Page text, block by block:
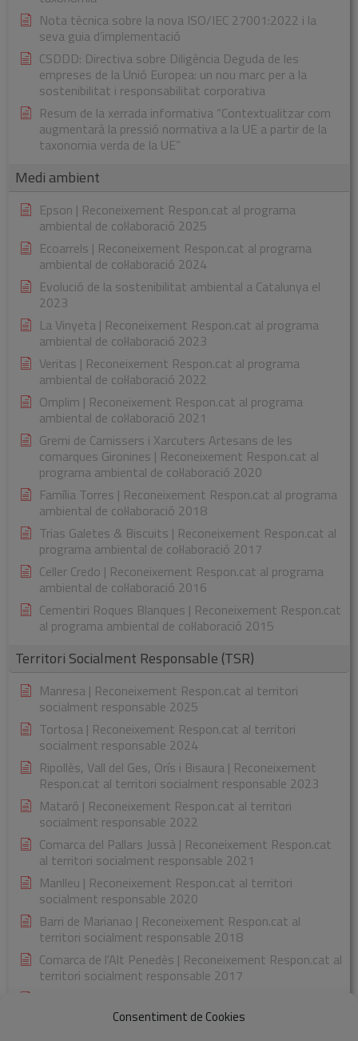
Consentiment de Cookies
Nota tècnica sobre la nova ISO/IEC 27001:2022 i la
seva guia d’implementació
CSDDD: Directiva sobre Diligència Deguda de les
empreses de la Unió Europea: un nou marc per a la
sostenibilitat i responsabilitat corporativa
Resum de la xerrada informativa “Contextualitzar com
augmentarà la pressió normativa a la UE a partir de la
taxonomia verda de la UE”
Medi ambient
Epson | Reconeixement Respon.cat al programa
ambiental de col·laboració 2025
Ecoarrels | Reconeixement Respon.cat al programa
ambiental de col·laboració 2024
Evolució de la sostenibilitat ambiental a Catalunya el
2023
La Vinyeta | Reconeixement Respon.cat al programa
ambiental de col·laboració 2023
Veritas | Reconeixement Respon.cat al programa
ambiental de col·laboració 2022
Omplim | Reconeixement Respon.cat al programa
ambiental de col·laboració 2021
Gremi de Carnissers i Xarcuters Artesans de les
comarques Gironines | Reconeixement Respon.cat al
programa ambiental de col·laboració 2020
Família Torres | Reconeixement Respon.cat al programa
ambiental de col·laboració 2018
Trias Galetes & Biscuits | Reconeixement Respon.cat al
programa ambiental de col·laboració 2017
Celler Credo | Reconeixement Respon.cat al programa
ambiental de col·laboració 2016
Cementiri Roques Blanques | Reconeixement Respon.cat
al programa ambiental de col·laboració 2015
Territori Socialment Responsable (TSR)
Manresa | Reconeixement Respon.cat al territori
socialment responsable 2025
Tortosa | Reconeixement Respon.cat al territori
socialment responsable 2024
Ripollès, Vall del Ges, Orís i Bisaura | Reconeixement
Respon.cat al territori socialment responsable 2023
Mataró | Reconeixement Respon.cat al territori
socialment responsable 2022
Comarca del Pallars Jussà | Reconeixement Respon.cat
al territori socialment responsable 2021
Manlleu | Reconeixement Respon.cat al territori
socialment responsable 2020
Barri de Marianao | Reconeixement Respon.cat al
territori socialment responsable 2018
Comarca de l'Alt Penedès | Reconeixement Respon.cat al
territori socialment responsable 2017
territori socialment responsable 2015